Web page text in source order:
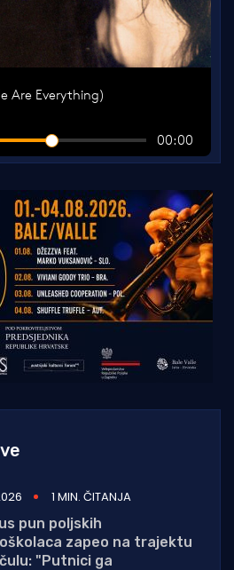
1 MIN. ČITANJA
pun poljskih
zapeo na trajektu
"Putnici ga